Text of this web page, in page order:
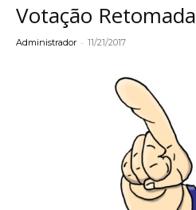
Votação Retomada
Administrador - 11/21/2017